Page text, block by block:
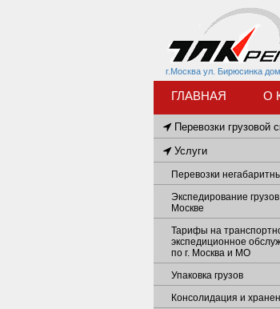
г.Москва ул. Бирюсинка дом
ГЛАВНАЯ О
Перевозки грузовой
Услуги
Перевозки
Экспедирование
Москве
Тарифы на
экспедиционное
по г. Москва и МО
Упаковка грузов
Консолидация и